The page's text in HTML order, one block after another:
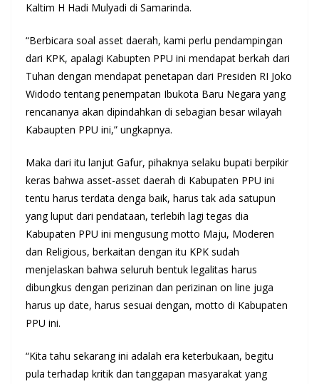
Kaltim H Hadi Mulyadi di Samarinda.
“Berbicara soal asset daerah, kami perlu pendampingan
dari KPK, apalagi Kabupten PPU ini mendapat berkah dari
Tuhan dengan mendapat penetapan dari Presiden RI Joko
Widodo tentang penempatan Ibukota Baru Negara yang
rencananya akan dipindahkan di sebagian besar wilayah
Kabaupten PPU ini,” ungkapnya.
Maka dari itu lanjut Gafur, pihaknya selaku bupati berpikir
keras bahwa asset-asset daerah di Kabupaten PPU ini
tentu harus terdata denga baik, harus tak ada satupun
yang luput dari pendataan, terlebih lagi tegas dia
Kabupaten PPU ini mengusung motto Maju, Moderen
dan Religious, berkaitan dengan itu KPK sudah
menjelaskan bahwa seluruh bentuk legalitas harus
dibungkus dengan perizinan dan perizinan on line juga
harus up date, harus sesuai dengan, motto di Kabupaten
PPU ini.
“Kita tahu sekarang ini adalah era keterbukaan, begitu
pula terhadap kritik dan tanggapan masyarakat yang